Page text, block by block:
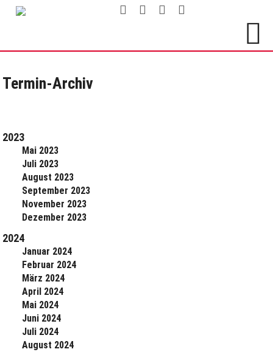
Termin-Archiv
2023
Mai 2023
Juli 2023
August 2023
September 2023
November 2023
Dezember 2023
2024
Januar 2024
Februar 2024
März 2024
April 2024
Mai 2024
Juni 2024
Juli 2024
August 2024